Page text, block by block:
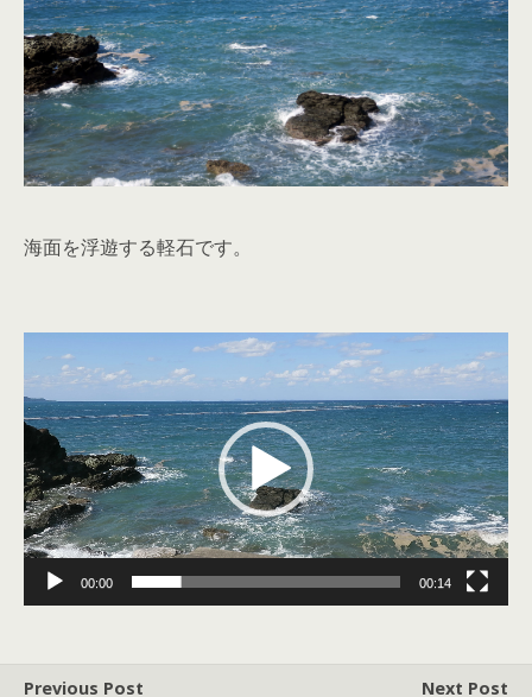
海面を浮遊する軽石です。
画
プ
レ
ー
ヤ
ー
00:00 00:14
Previous Post Next Post